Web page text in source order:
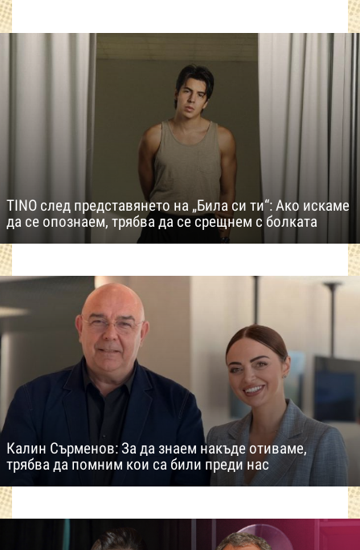
TINO след представянето на „Била си ти“: Ако искаме
да се опознаем, трябва да се срещнем с болката
Калин Сърменов: За да знаем накъде отиваме,
трябва да помним кои са били преди нас